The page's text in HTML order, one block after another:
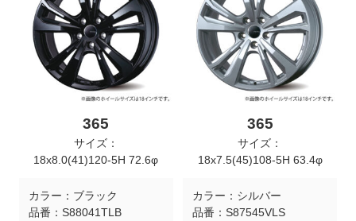
365
サイズ：
18x8.0(41)120-5H 72.6φ
カラー： ブラック
品番： S88041TLB
365
サイズ：
18x7.5(45)108-5H 63.4φ
カラー： シルバー
品番： S87545VLS